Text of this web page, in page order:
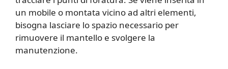
un mobile o montata vicino ad altri elementi,
bisogna lasciare lo spazio necessario per
rimuovere il mantello e svolgere la
manutenzione.